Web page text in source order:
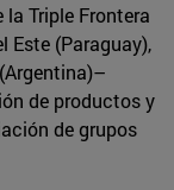
Triple Frontera
Este (Paraguay),
de productos y
de grupos